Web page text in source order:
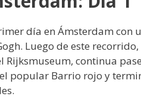
día en Ámsterdam con
Luego de este
Rijksmuseum, continua
popular Barrio rojo y